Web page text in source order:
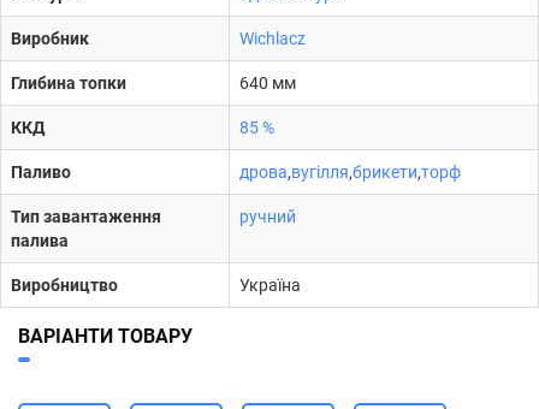
Виробник Wichlacz
Глибина топки 640 мм
ККД 85 %
Паливо дрова,вугілля,брикети,торф
Тип завантаження
палива
ручний
Виробництво Україна
ВАРІАНТИ ТОВАРУ